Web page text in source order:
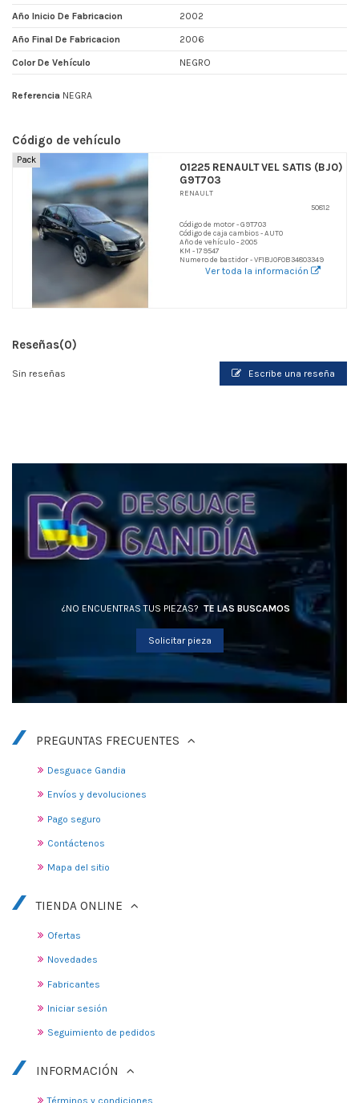
Año Inicio De Fabricacion 2002
Año Final De Fabricacion 2006
Color De Vehículo NEGRO
Referencia NEGRA
Código de vehículo
Pack
01225 RENAULT VEL SATIS (BJ0)
G9T703
RENAULT
50812
Código de motor - G9T703
Código de caja cambios - AUTO
Año de vehículo - 2005
KM - 179547
Numero de bastidor - VF1BJ0F0B34803349
Ver toda la información
Reseñas(0)
Sin reseñas Escribe una reseña
¿NO ENCUENTRAS TUS PIEZAS? TE LAS BUSCAMOS
Solicitar pieza
PREGUNTAS FRECUENTES
Desguace Gandia
Envíos y devoluciones
Pago seguro
Contáctenos
Mapa del sitio
TIENDA ONLINE
Ofertas
Novedades
Fabricantes
Iniciar sesión
Seguimiento de pedidos
INFORMACIÓN
Términos y condiciones